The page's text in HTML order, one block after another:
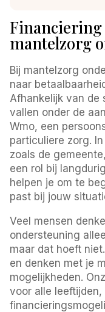
Financiering
mantelzorg
Bij mantelzorg
naar
Afhankelijk van de
vallen onder de
Wmo, een
particuliere zorg.
zoals de
een rol bij
helpen je om te
past bij jouw
Veel mensen
ondersteuning
maar dat hoeft
en denken met je
mogelijkheden.
voor alle leeftijden,